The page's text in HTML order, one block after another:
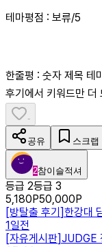
테마평점 : 보류/5
한줄평 : 숫자 제목 테
후기에서 키워드만 더
-
공유 스크랩
2참이슬적셔
등급 2등급 3
5,180P50,000P
[방탈출 후기]한강대
1일전
[자유게시판]JUDGE